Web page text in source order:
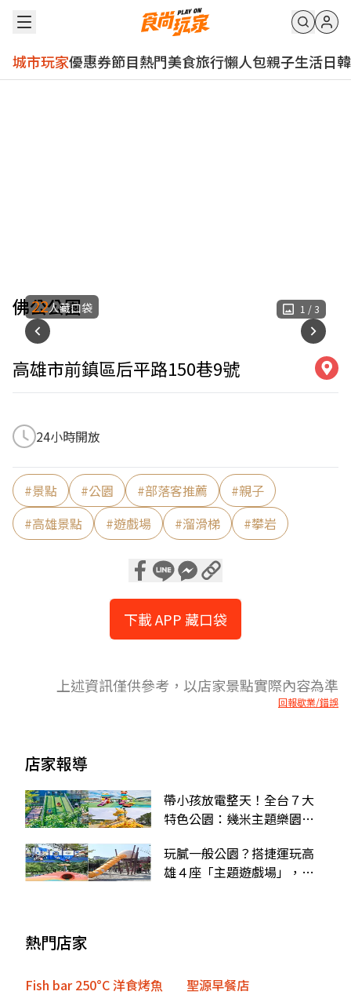
城市玩家優惠券節目熱門美食旅行懶人包親子生活日韓
佛公公園 1 / 3
22人藏口袋
高雄市前鎮區后平路150巷9號
24小時開放
#景點 #公園 #部落客推薦 #親子
#高雄景點 #遊戲場 #溜滑梯 #攀岩
下載 APP 藏口袋
上述資訊僅供參考，以店家景點實際內容為準
回報歇業/錯誤
店家報導
帶小孩放電整天！全台７大
特色公園：幾米主題樂園、
玩膩一般公園？搭捷運玩高
雄４座「主題遊戲場」，蛋
熱門店家
Fish bar 250°C 洋食烤魚 聖源早餐店